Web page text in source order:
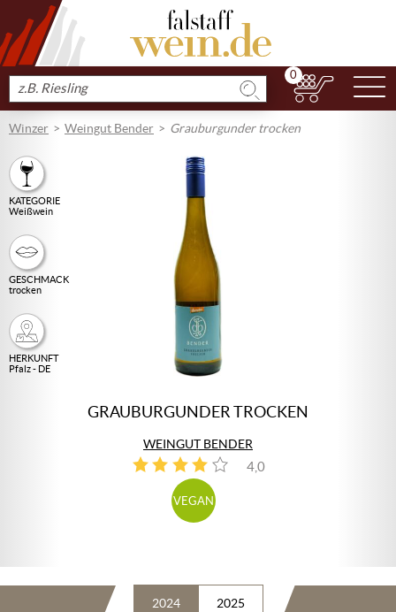
Produkt
suchen
0
Winzer Weingut Bender Grauburgunder trocken
KATEGORIE
Weißwein
GESCHMACK
trocken
HERKUNFT
Pfalz - DE
GRAUBURGUNDER TROCKEN
WEINGUT BENDER
4,0
2
VEGAN
2024 2025